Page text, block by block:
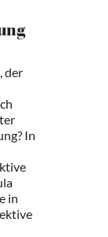
der
In
in